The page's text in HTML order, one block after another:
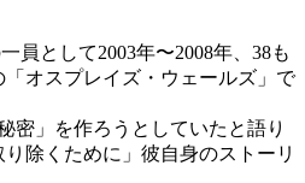
として2003年〜2008年、38も
オスプレイズ・ウェールズ」で
」を作ろうとしていたと語り
除くために」彼自身のストーリ